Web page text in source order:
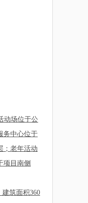
动场位于公
务中心位于
；老年活动
项目南侧
筑面积360